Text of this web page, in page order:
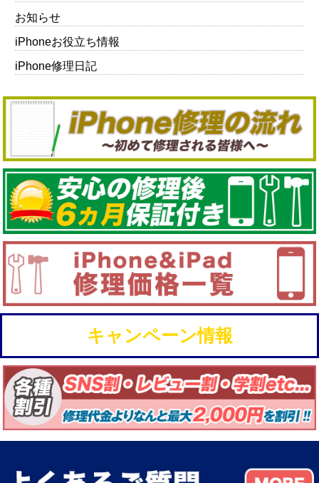
お知らせ
iPhoneお役立ち情報
iPhone修理日記
キャンペーン情報